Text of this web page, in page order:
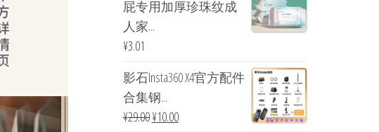
屁专用加厚珍珠纹成
人家...
¥3.01
影石Insta360 X4官方配件
合集钢...
¥29.00¥10.00